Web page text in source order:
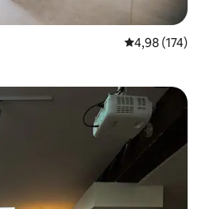
4,98 (174)